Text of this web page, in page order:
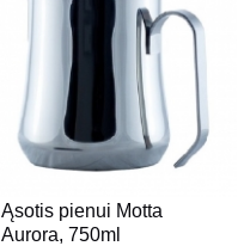
Ąsotis pienui Motta
Aurora, 750ml